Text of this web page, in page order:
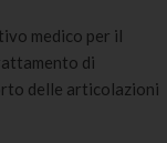
medico per il
di
delle articolazioni